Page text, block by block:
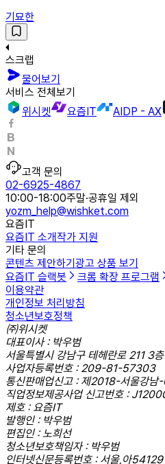
기묘한
스크랩
물어보기
서비스 전체보기
위시켓
요즘IT AIDP - AX
고객 문의
02-6925-4867
10:00-18:00주말·공휴일 제외
yozm_help@wishket.com
요즘IT
요즘IT 소개작가 지원
기타 문의
콘텐츠 제안하기 광고 상품 보기
요즘IT 슬랙봇
크롬 확장 프로그램
이용약관
개인정보 처리방침
청소년보호정책
㈜위시켓
대표이사 : 박우범
서울특별시 강남구 테헤란로 211 3
사업자등록번호 : 209-81-57303
통신판매업신고 : 제2018-서울강
직업정보제공사업 신고번호 :
제호 : 요즘IT
발행인 : 박우범
편집인 : 노희선
청소년보호책임자 : 박우범
인터넷신문등록번호 : 서울,아54129